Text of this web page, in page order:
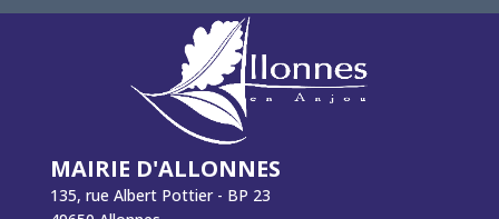
MAIRIE D'ALLONNES
135, rue Albert Pottier - BP 23